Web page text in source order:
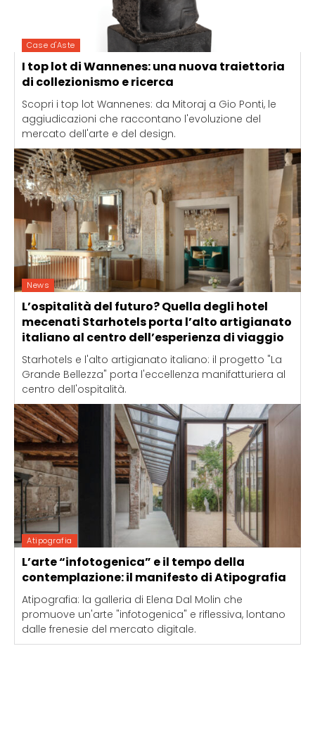
Case d'Aste
I top lot di Wannenes: una nuova traiettoria
di collezionismo e ricerca
Scopri i top lot Wannenes: da Mitoraj a Gio Ponti, le
aggiudicazioni che raccontano l'evoluzione del
mercato dell'arte e del design.
News
L’ospitalità del futuro? Quella degli hotel
mecenati Starhotels porta l’alto artigianato
italiano al centro dell’esperienza di viaggio
Starhotels e l'alto artigianato italiano: il progetto "La
Grande Bellezza" porta l'eccellenza manifatturiera al
centro dell'ospitalità.
Atipografia
L’arte “infotogenica” e il tempo della
contemplazione: il manifesto di Atipografia
Atipografia: la galleria di Elena Dal Molin che
promuove un'arte "infotogenica" e riflessiva, lontano
dalle frenesie del mercato digitale.